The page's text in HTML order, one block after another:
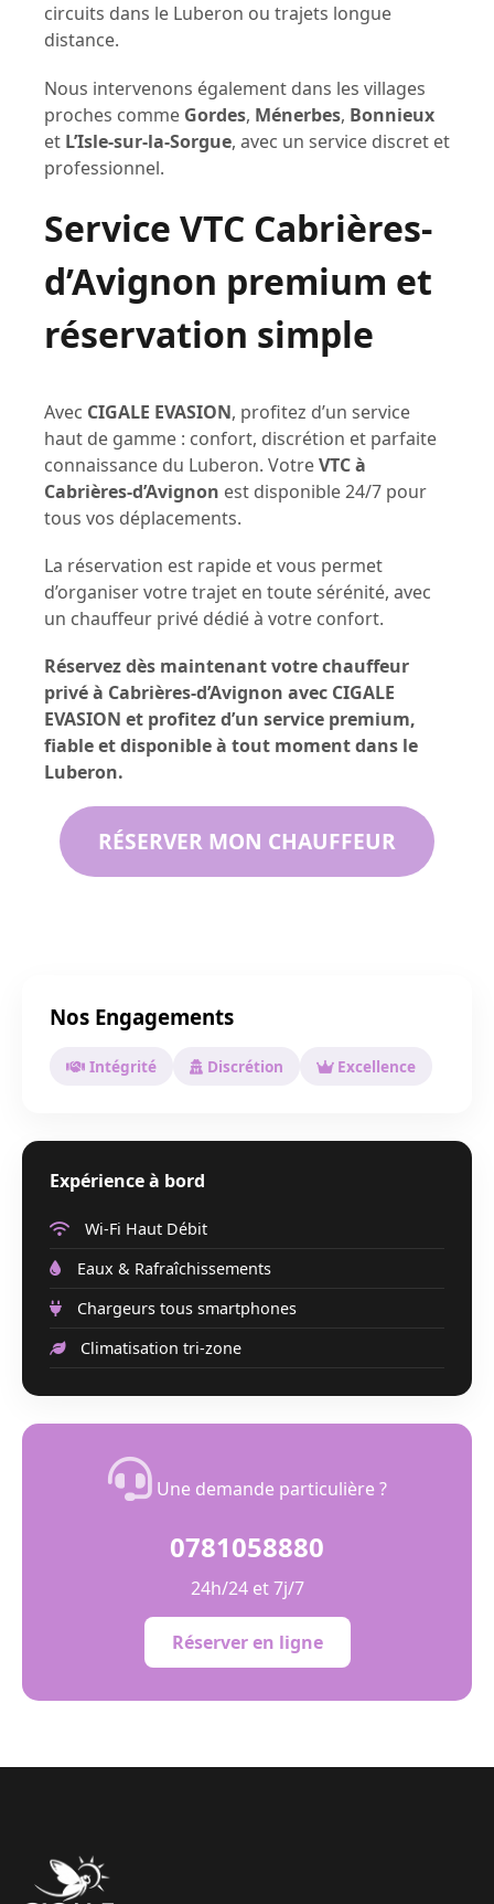
circuits dans le Luberon ou trajets longue
distance.
Nous intervenons également dans les villages
proches comme Gordes, Ménerbes, Bonnieux
et L’Isle-sur-la-Sorgue, avec un service discret et
professionnel.
Service VTC Cabrières-
d’Avignon premium et
réservation simple
Avec CIGALE EVASION, profitez d’un service
haut de gamme : confort, discrétion et parfaite
connaissance du Luberon. VotreVTC à
Cabrières-d’Avignon est disponible 24/7 pour
tous vos déplacements.
La réservation est rapide et vous permet
d’organiser votre trajet en toute sérénité, avec
un chauffeur privé dédié à votre confort.
Réservez dès maintenant votre chauffeur
privé à Cabrières-d’Avignon avec CIGALE
EVASION et profitez d’un service premium,
fiable et disponible à tout moment dans le
Luberon.
RÉSERVER MON CHAUFFEUR
Nos Engagements
Intégrité Discrétion Excellence
Expérience à bord
Wi-Fi Haut Débit
Eaux & Rafraîchissements
Chargeurs tous smartphones
Climatisation tri-zone
Une demande particulière ?
0781058880
24h/24 et 7j/7
Réserver en ligne